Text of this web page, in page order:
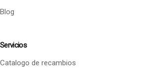
Blog
Servicios
Catalogo de recambios